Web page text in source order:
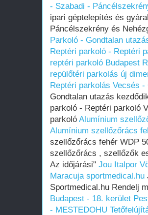
- Szabadi -
ipari géptelepítés és
Páncélszekrény és
Parkoló - Gondtalan
Reptéri parkoló - Reptéri
reptéri parkoló Budapest
repülőtéri parkolás új
Reptéri parkolás Vecsés
Gondtalan utazás
parkoló - Reptéri parkoló
parkoló Alumínium
Alumínium szellőzőrács
szellőzőrács fehér WDP
szellőzőrács , szellőzők
Az időjárási" Jou Italpor
Maracuja sportmedical.hu
Sportmedical.hu Rendelj
Budapest - 18. kerület
- MESTEDOHU